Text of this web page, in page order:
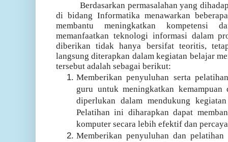
Berdasarkan permasalahan yang
di bidang Informatika menawarkan
membantu meningkatkan kompetensi
memanfaatkan teknologi informasi dalam
diberikan tidak hanya bersifat teoritis,
langsung diterapkan dalam kegiatan belajar
tersebut adalah sebagai berikut:
Memberikan penyuluhan serta
guru untuk meningkatkan
diperlukan dalam mendukung
Pelatihan ini diharapkan dapat
komputer secara lebih efektif dan
Memberikan penyuluhan dan pelatihan